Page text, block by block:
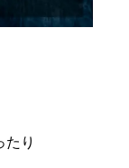
たり